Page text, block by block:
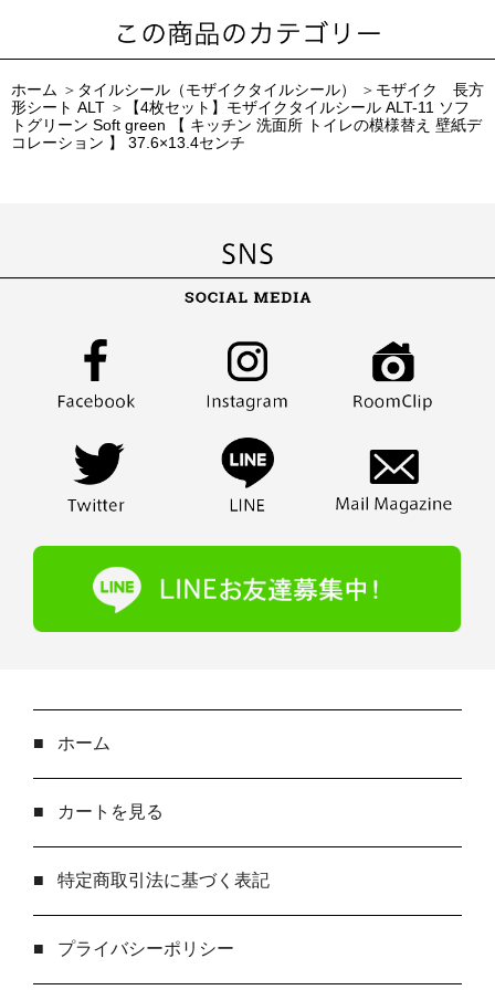
ホーム ＞ タイルシール（モザイクタイルシール） ＞ モザイク 長方
形シート ALT ＞
【4枚セット】モザイクタイルシール ALT-11 ソフ
トグリーン Soft green 【 キッチン 洗面所 トイレの模様替え 壁紙デ
コレーション 】 37.6×13.4センチ
■ ホーム
■ カートを見る
■ 特定商取引法に基づく表記
■ プライバシーポリシー